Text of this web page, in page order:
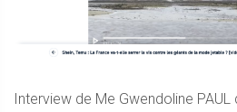
Interview de Me Gwendoline